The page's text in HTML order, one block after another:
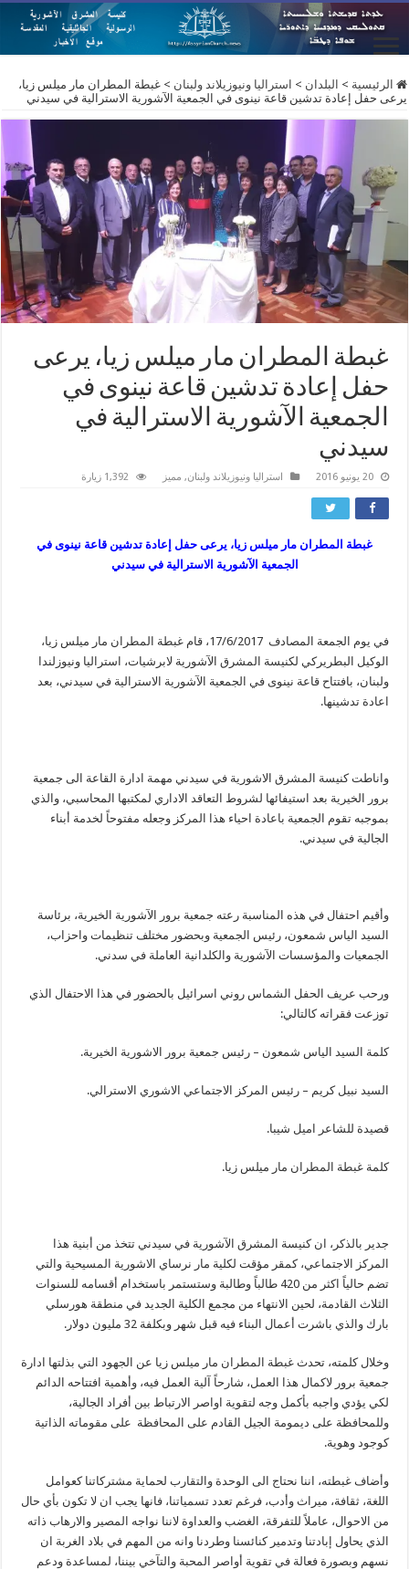
الرئيسية > البلدان > استراليا ونيوزيلاند ولبنان > غبطة المطران مار ميلس زيا،
يرعى حفل إعادة تدشين قاعة نينوى في الجمعية الآشورية الاسترالية في سيدني
غبطة المطران مار ميلس زيا، يرعى
حفل إعادة تدشين قاعة نينوى في
الجمعية الآشورية الاسترالية في
سيدني
20 يونيو 2016 استراليا ونيوزيلاند ولبنان, مميز 1,392 زيارة
غبطة المطران مار ميلس زيا، يرعى حفل إعادة تدشين قاعة نينوى في
الجمعية الآشورية الاسترالية في سيدني
في يوم الجمعة المصادف 17/6/2017، قام غبطة المطران مار ميلس زيا،
الوكيل البطريركي لكنيسة المشرق الآشورية لابرشيات، استراليا ونيوزلندا
ولبنان، بافتتاح قاعة نينوى في الجمعية الآشورية الاسترالية في سيدني، بعد
اعادة تدشينها.
واناطت كنيسة المشرق الاشورية في سيدني مهمة ادارة القاعة الى جمعية
برور الخيرية بعد استيفائها لشروط التعاقد الاداري لمكتبها المحاسبي، والذي
بموجبه تقوم الجمعية باعادة احياء هذا المركز وجعله مفتوحاً لخدمة أبناء
الجالية في سيدني.
وأقيم احتفال في هذه المناسبة رعته جمعية برور الآشورية الخيرية، برئاسة
السيد الياس شمعون، رئيس الجمعية وبحضور مختلف تنظيمات واحزاب،
الجمعيات والمؤسسات الآشورية والكلدانية العاملة في سدني.
ورحب عريف الحفل الشماس روني اسرائيل بالحضور في هذا الاحتفال الذي
توزعت فقراته كالتالي:
كلمة السيد الياس شمعون – رئيس جمعية برور الاشورية الخيرية.
السيد نبيل كريم – رئيس المركز الاجتماعي الاشوري الاسترالي.
قصيدة للشاعر اميل شيبا.
كلمة غبطة المطران مار ميلس زيا.
جدير بالذكر، ان كنيسة المشرق الآشورية في سيدني تتخذ من أبنية هذا
المركز الاجتماعي، كمقر مؤقت لكلية مار نرساي الاشورية المسيحية والتي
تضم حالياً اكثر من 420 طالباً وطالبة وستستمر باستخدام أقسامه للسنوات
الثلاث القادمة، لحين الانتهاء من مجمع الكلية الجديد في منطقة هورسلي
بارك والذي باشرت أعمال البناء فيه قبل شهر وبكلفة 32 مليون دولار.
وخلال كلمته، تحدث غبطة المطران مار ميلس زيا عن الجهود التي بذلتها ادارة
جمعية برور لاكمال هذا العمل، شارحاً آلية العمل فيه، وأهمية افتتاحه الدائم
لكي يؤدي واجبه بأكمل وجه لتقوية اواصر الارتباط بين أفراد الجالية،
وللمحافظة على ديمومة الجيل القادم على المحافظة على مقوماته الذاتية
كوجود وهوية.
وأضاف غبطته، اننا نحتاج الى الوحدة والتقارب لحماية مشتركاتنا كعوامل
اللغة، ثقافة، ميراث وأدب، فرغم تعدد تسمياتنا، فانها يجب ان لا تكون بأي حال
من الاحوال، عاملاً للتفرقة، الغضب والعداوة لاننا نواجه المصير والارهاب ذاته
الذي يحاول إبادتنا وتدمير كنائسنا وطردنا وانه من المهم في بلاد الغربة ان
نسهم وبصورة فعالة في تقوية أواصر المحبة والتآخي بيننا، لمساعدة ودعم